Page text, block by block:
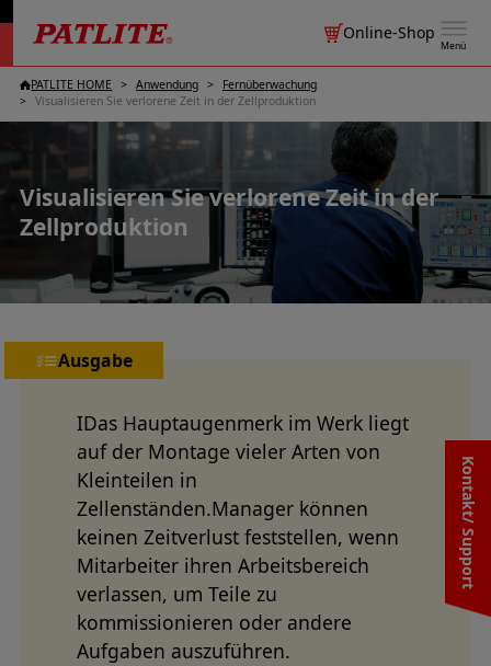
Menü
Online-Shop
Kontakt/ Support
PATLITE HOME Anwendung
Fernüberwachung
Visualisieren Sie verlorene Zeit in der Zellproduktion
Visualisieren Sie verlorene Zeit in der
Zellproduktion
Ausgabe
IDas Hauptaugenmerk im Werk liegt
auf der Montage vieler Arten von
Kleinteilen in
Zellenständen.Manager können
keinen Zeitverlust feststellen, wenn
Mitarbeiter ihren Arbeitsbereich
verlassen, um Teile zu
kommissionieren oder andere
Aufgaben auszuführen.